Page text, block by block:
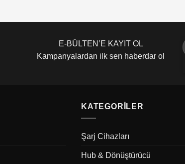
E-BÜLTEN’E KAYIT OL
Kampanyalardan ilk sen haberdar ol
KATEGORILER
Şarj Cihazları
Hub & Dönüştürücü